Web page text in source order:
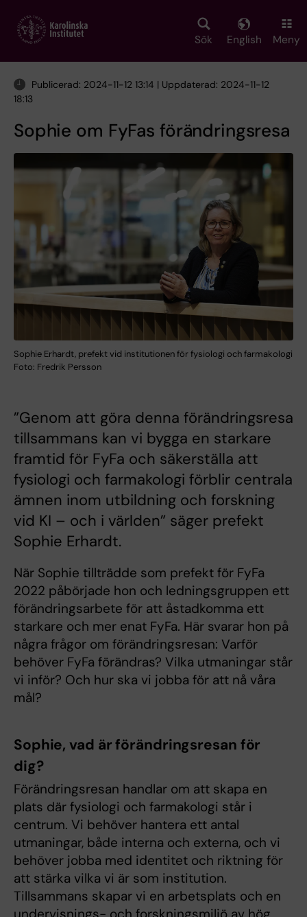
main
Sök English Meny
Publicerad: 2024-11-12 13:14 | Uppdaterad: 2024-11-12
18:13
Sophie om FyFas förändringsresa
Sophie Erhardt, prefekt vid institutionen för fysiologi och farmakologi
Foto: Fredrik Persson
”Genom att göra denna förändringsresa
tillsammans kan vi bygga en starkare
framtid för FyFa och säkerställa att
fysiologi och farmakologi förblir centrala
ämnen inom utbildning och forskning
vid KI – och i världen” säger prefekt
Sophie Erhardt.
När Sophie tillträdde som prefekt för FyFa
2022 påbörjade hon och ledningsgruppen ett
förändringsarbete för att åstadkomma ett
starkare och mer enat FyFa. Här svarar hon på
några frågor om förändringsresan: Varför
behöver FyFa förändras? Vilka utmaningar står
vi inför? Och hur ska vi jobba för att nå våra
mål?
Sophie, vad är förändringsresan för
dig?
Förändringsresan handlar om att skapa en
plats där fysiologi och farmakologi står i
centrum. Vi behöver hantera ett antal
utmaningar, både interna och externa, och vi
behöver jobba med identitet och riktning för
att stärka vilka vi är som institution.
Tillsammans skapar vi en arbetsplats och en